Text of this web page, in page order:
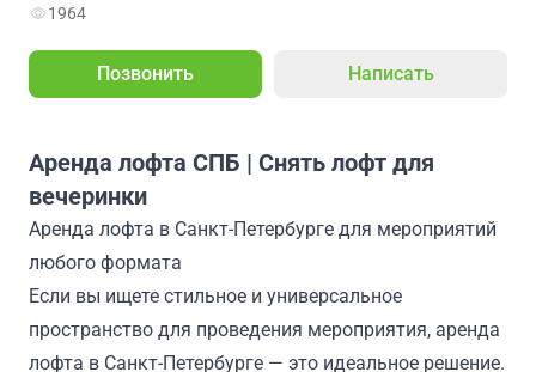
1964
Позвонить Написать
Аренда лофта СПБ | Снять лофт для
вечеринки
Аренда лофта в Санкт-Петербурге для мероприятий
любого формата
Если вы ищете стильное и универсальное
пространство для проведения мероприятия, аренда
лофта в Санкт-Петербурге — это идеальное решение.